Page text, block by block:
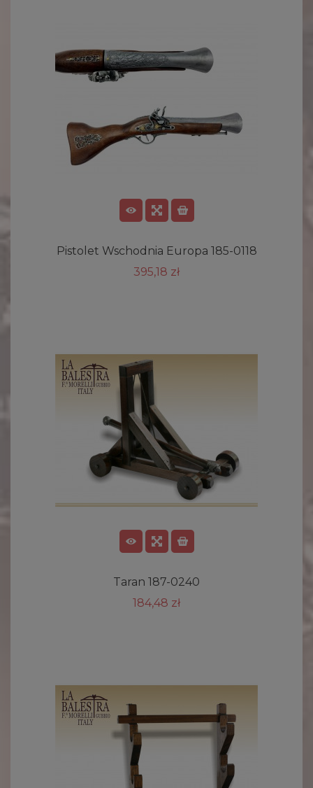
Pistolet Wschodnia Europa 185-0118
395,18 zł
Taran 187-0240
184,48 zł